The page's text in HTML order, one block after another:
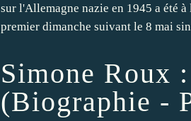
sur l'Allemagne nazie en 1945 a été
premier dimanche suivant le 8 mai
Simone Roux
(Biographie -